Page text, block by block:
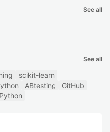
See all
See all
scikit-learn
ABtesting
GitHub
Python